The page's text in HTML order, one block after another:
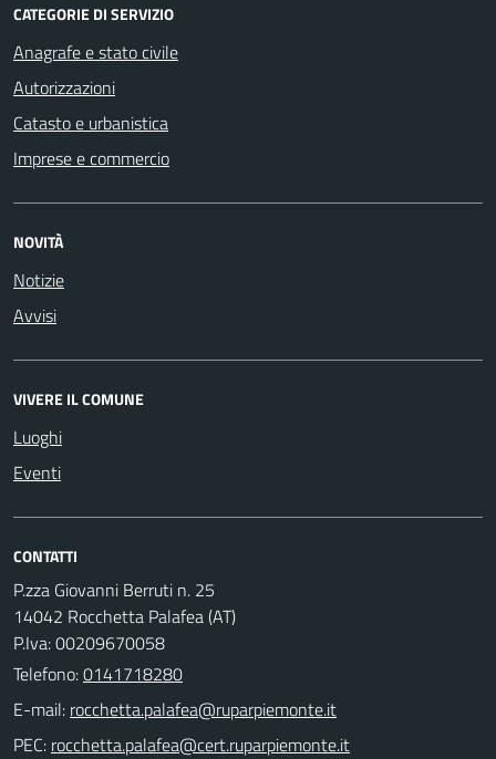
CATEGORIE DI SERVIZIO
Anagrafe e stato civile
Autorizzazioni
Catasto e urbanistica
Imprese e commercio
NOVITÀ
Notizie
Avvisi
VIVERE IL COMUNE
Luoghi
Eventi
CONTATTI
P.zza Giovanni Berruti n. 25
14042 Rocchetta Palafea (AT)
P.Iva: 00209670058
Telefono:0141718280
E-mail:
PEC: